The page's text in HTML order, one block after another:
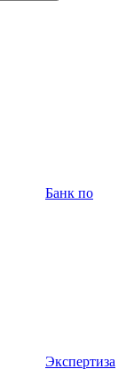
Банк по
Экспертиза